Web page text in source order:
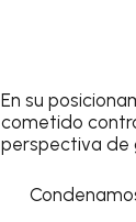
En su
cometido
perspectiva de